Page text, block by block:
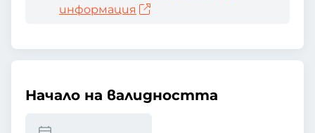
информация
Начало на валидността